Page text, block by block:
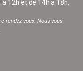
12h et de 14h à 18h.
rendez-vous. Nous vous